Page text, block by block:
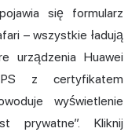
się formularz
– wszystkie ładują
urządzenia Huawei
z certyfikatem
wyświetlenie
prywatne”. Kliknij